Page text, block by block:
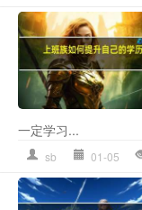
一定学习...
sb 01-05